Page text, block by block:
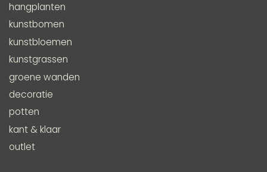
hangplanten
kunstbomen
kunstbloemen
kunstgrassen
groene wanden
decoratie
potten
kant & klaar
outlet